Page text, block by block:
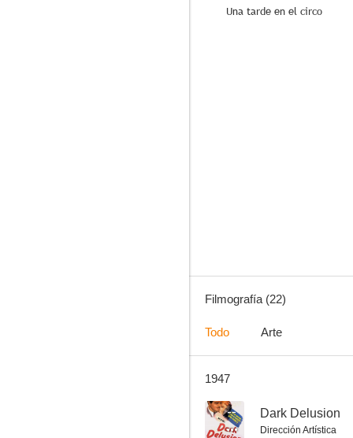
Una tarde en el circo
Washington Melodrama
Filmografía (22)
Todo Arte
1947
-- Dark Delusion
Dirección Artística